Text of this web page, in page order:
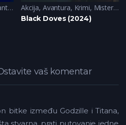
,Sci-Fi
Akcija, Avantura, Krimi, Misterija
Black Doves (2024)
vaš komentar
bitke između Godzille i Titana,